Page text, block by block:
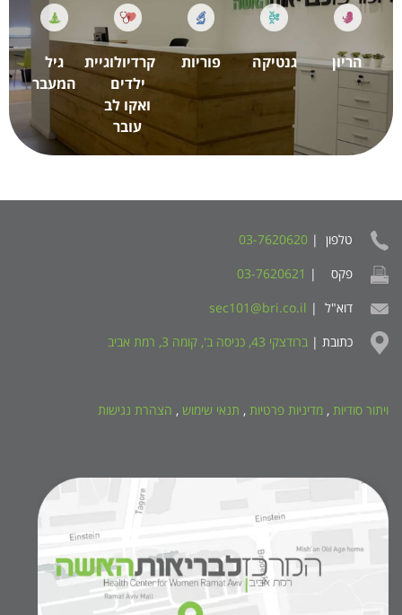
הריון גנטיקה פוריות
קרדיולוגיית
ילדים
ואקו לב
עובר
גיל
המעבר
טלפון | 03-7620620
פקס | 03-7620621
דוא"ל | sec101@bri.co.il
כתובת | ברודצקי 43, כניסה ב', קומה 3, רמת אביב
ויתור סודיות , מדיניות פרטיות , תנאי שימוש , הצהרת נגישות